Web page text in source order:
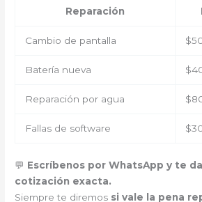
Reparación
Cambio de pantalla
Batería nueva
Reparación por agua
Fallas de software
💬 Escríbenos por WhatsApp y te
cotización exacta.
Siempre te diremos si vale la pena